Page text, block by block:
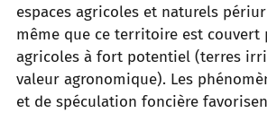
espaces agricoles et naturels
même que ce territoire est couvert
agricoles à fort potentiel (terres
valeur agronomique). Les
et de spéculation foncière